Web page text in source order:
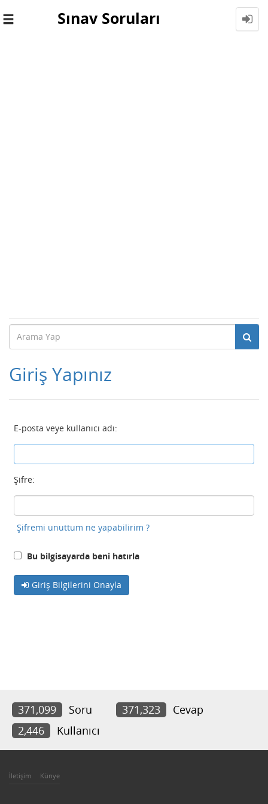
Toggle
Sınav Soruları
Giriş Yapınız
E-posta veye kullanıcı adı:
Şifre:
Şifremi unuttum ne yapabilirim ?
Bu bilgisayarda beni hatırla
Giriş Bilgilerini Onayla
371,099 Soru 371,323
Cevap
2,446
Kullanıcı
İletişim Künye